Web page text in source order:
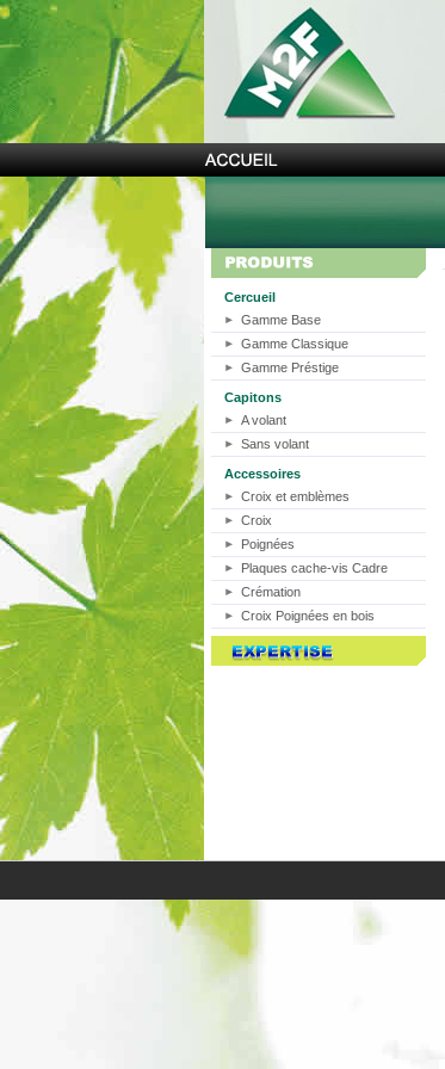
Cercueil
Gamme Base
Gamme Classique
Gamme Préstige
Capitons
A volant
Sans volant
Accessoires
Croix et emblèmes
Croix
Poignées
Plaques cache-vis Cadre
Crémation
Croix Poignées en bois